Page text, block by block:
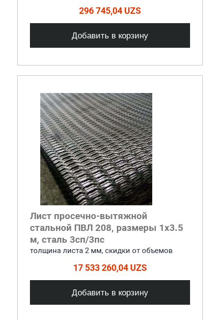
296 745,04 UZS
Добавить в корзину
Лист просечно-вытяжной
стальной ПВЛ 208, размеры 1x3.5
м, сталь 3сп/3пс
толщина листа 2 мм, cкидки от объемов
17 533 260,04 UZS
Добавить в корзину